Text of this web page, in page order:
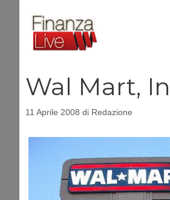
contenuto
Wal Mart,
11 Aprile 2008 di Redazione